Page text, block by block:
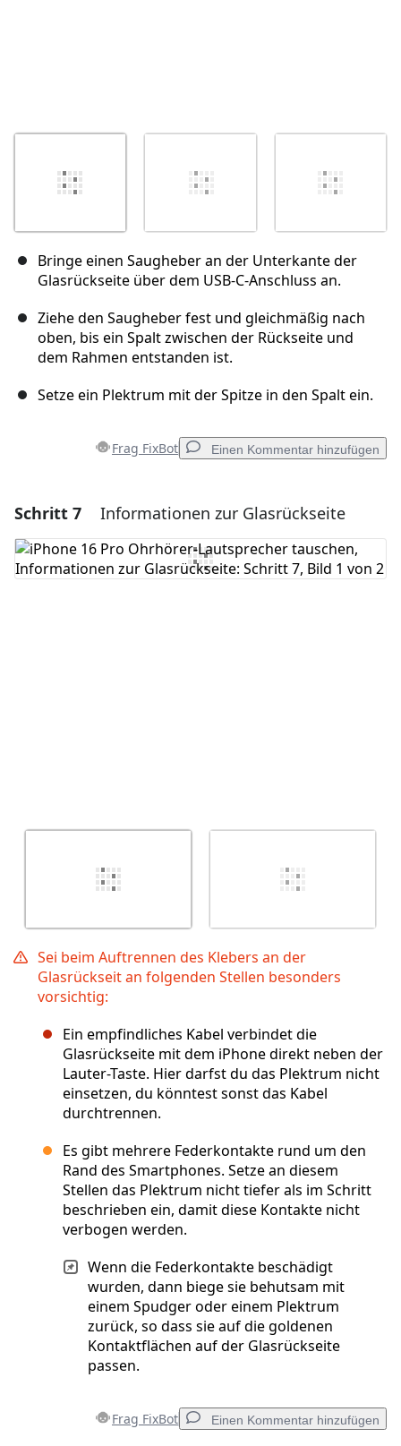
Bringe einen Saugheber an der Unterkante der
Glasrückseite über dem USB-C-Anschluss an.
Ziehe den Saugheber fest und gleichmäßig nach
oben, bis ein Spalt zwischen der Rückseite und
dem Rahmen entstanden ist.
Setze ein Plektrum mit der Spitze in den Spalt ein.
Frag FixBot Einen Kommentar hinzufügen
Einen Kommentar hinzufügen
Kommentar hinzufügen
Schritt 7 Informationen zur Glasrückseite
Sei beim Auftrennen des Klebers an der
Glasrückseit an folgenden Stellen besonders
vorsichtig:
Ein empfindliches Kabel verbindet die
Glasrückseite mit dem iPhone direkt neben der
Lauter-Taste. Hier darfst du das Plektrum nicht
einsetzen, du könntest sonst das Kabel
durchtrennen.
Es gibt mehrere Federkontakte rund um den
Rand des Smartphones. Setze an diesem
Stellen das Plektrum nicht tiefer als im Schritt
beschrieben ein, damit diese Kontakte nicht
verbogen werden.
Wenn die Federkontakte beschädigt
wurden, dann biege sie behutsam mit
einem Spudger oder einem Plektrum
zurück, so dass sie auf die goldenen
Kontaktflächen auf der Glasrückseite
passen.
Frag FixBot Einen Kommentar hinzufügen